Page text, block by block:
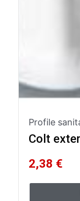
Profile
Colt
2,38 €